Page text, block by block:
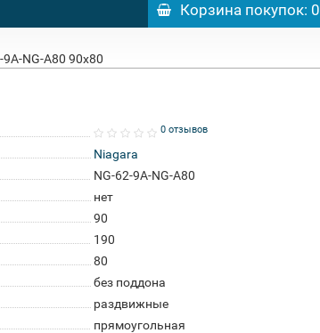
Корзинапокупок: 0
NG-A80 90x80
0 отзывов
Niagara
NG-62-9A-NG-A80
нет
90
190
80
без поддона
раздвижные
прямоугольная